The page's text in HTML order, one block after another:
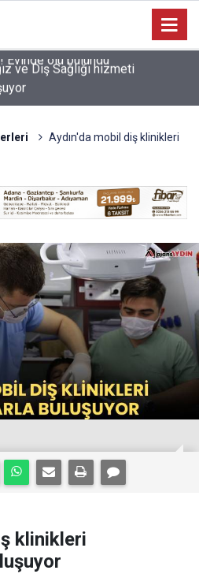
ve Diş Sağlığı hizmeti
Aydın'da mobil diş klinikleri
klinikleri